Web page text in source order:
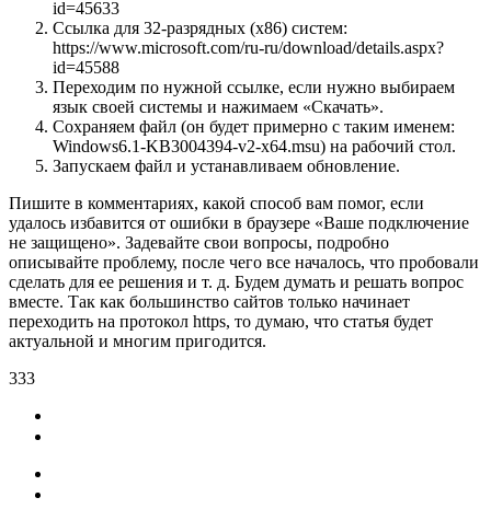
id=45633
Ссылка для 32-разрядных (x86) систем:
https://www.microsoft.com/ru-ru/download/details.aspx?
id=45588
Переходим по нужной ссылке, если нужно выбираем
язык своей системы и нажимаем «Скачать».
Сохраняем файл (он будет примерно с таким именем:
Windows6.1-KB3004394-v2-x64.msu) на рабочий стол.
Запускаем файл и устанавливаем обновление.
Пишите в комментариях, какой способ вам помог, если
удалось избавится от ошибки в браузере «Ваше подключение
не защищено». Задевайте свои вопросы, подробно
описывайте проблему, после чего все началось, что пробовали
сделать для ее решения и т. д. Будем думать и решать вопрос
вместе. Так как большинство сайтов только начинает
переходить на протокол https, то думаю, что статья будет
актуальной и многим пригодится.
333